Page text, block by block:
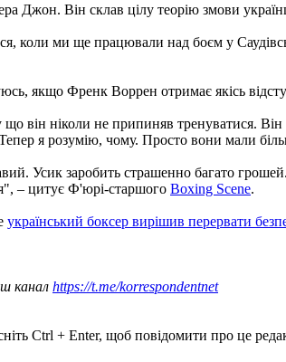
Джон. Він склав цілу теорію змови
коли ми ще працювали над боєм у
якщо Френк Воррен отримає якісь
він ніколи не припиняв тренуватися.
я розумію, чому. Просто вони мали
Усик заробить страшенно багато
– цитує Ф'юрі-старшого Boxing Scene.
український боксер вирішив перервати
канал https://t.me/korrespondentnet
Ctrl + Enter, щоб повідомити про це